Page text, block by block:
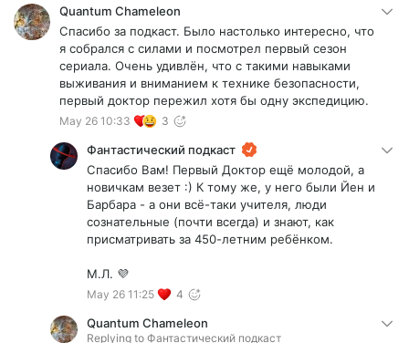
Quantum Chameleon
Спасибо за подкаст. Было настолько интересно, что
я собрался с силами и посмотрел первый сезон
сериала. Очень удивлён, что с такими навыками
выживания и вниманием к технике безопасности,
первый доктор пережил хотя бы одну экспедицию.
May 26 10:33 3
Фантастический подкаст
Спасибо Вам! Первый Доктор ещё молодой, а
новичкам везет :) К тому же, у него были Йен и
Барбара - а они всё-таки учителя, люди
сознательные (почти всегда) и знают, как
присматривать за 450-летним ребёнком.
М.Л. 💜
May 26 11:25 4
Quantum Chameleon
Replying to Фантастический подкаст